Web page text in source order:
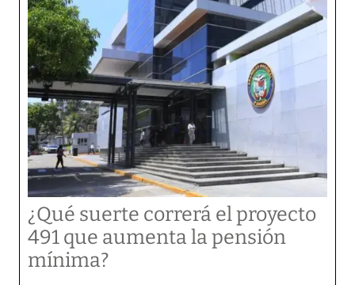
¿Qué suerte correrá el proyecto
491 que aumenta la pensión
mínima?